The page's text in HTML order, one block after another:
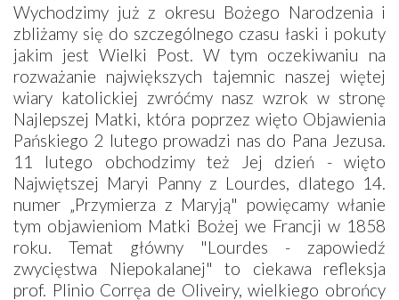
Wychodzimy już z okresu Bożego Narodzenia i
zbliżamy się do szczególnego czasu łaski i pokuty
jakim jest Wielki Post. W tym oczekiwaniu na
rozważanie największych tajemnic naszej więtej
wiary katolickiej zwróćmy nasz wzrok w stronę
Najlepszej Matki, która poprzez więto Objawienia
Pańskiego 2 lutego prowadzi nas do Pana Jezusa.
11 lutego obchodzimy też Jej dzień - więto
Najwiętszej Maryi Panny z Lourdes, dlatego 14.
numer „Przymierza z Maryją" powięcamy włanie
tym objawieniom Matki Bożej we Francji w 1858
roku. Temat główny "Lourdes - zapowiedź
zwycięstwa Niepokalanej" to ciekawa refleksja
prof. Plinio Corręa de Oliveiry, wielkiego obrońcy